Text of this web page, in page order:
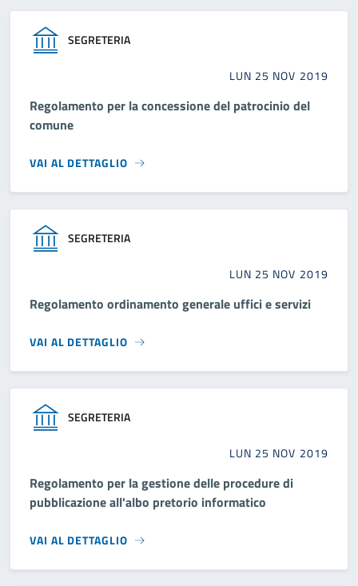
SEGRETERIA
LUN 25 NOV 2019
Regolamento per la concessione del patrocinio del
comune
VAI AL DETTAGLIO
SEGRETERIA
LUN 25 NOV 2019
Regolamento ordinamento generale uffici e servizi
VAI AL DETTAGLIO
SEGRETERIA
LUN 25 NOV 2019
Regolamento per la gestione delle procedure di
pubblicazione all'albo pretorio informatico
VAI AL DETTAGLIO